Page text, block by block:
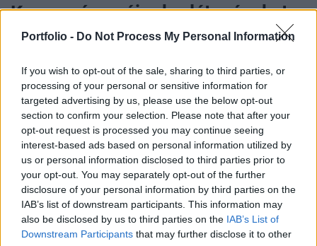
Portfolio - Do Not Process My Personal Information
If you wish to opt-out of the sale, sharing to third parties, or
processing of your personal or sensitive information for
targeted advertising by us, please use the below opt-out
section to confirm your selection. Please note that after your
opt-out request is processed you may continue seeing
interest-based ads based on personal information utilized by
us or personal information disclosed to third parties prior to
your opt-out. You may separately opt-out of the further
disclosure of your personal information by third parties on the
IAB’s list of downstream participants. This information may
also be disclosed by us to third parties on the IAB’s List of
Downstream Participants that may further disclose it to other
Koronavírus: újra korlátozásokat
vezetnek be Szerbiában
MTI
2020. június 24. 10:58
Újra korlátozásokat vezetnek be Szerbiában, mert
a napi új fertőzöttek száma ismét meghaladta a
százat, Szkopje és Pristina viszont a fertőzöttek
számának folyamatos növekedése ellenére ismét
megnyitja a repülőtereket.
Szerbiában egy nap alatt 12 990-ről 13 092-re emelkedett